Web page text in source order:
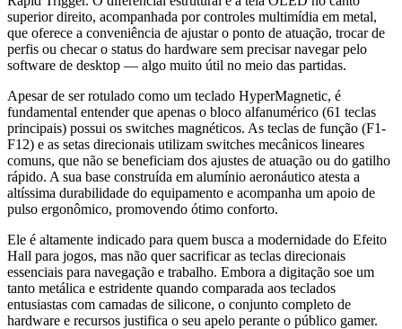
superior direito, acompanhada por controles multimídia em metal,
que oferece a conveniência de ajustar o ponto de atuação, trocar de
perfis ou checar o status do hardware sem precisar navegar pelo
software de desktop — algo muito útil no meio das partidas.
Apesar de ser rotulado como um teclado HyperMagnetic, é
fundamental entender que apenas o bloco alfanumérico (61 teclas
principais) possui os switches magnéticos. As teclas de função (F1-
F12) e as setas direcionais utilizam switches mecânicos lineares
comuns, que não se beneficiam dos ajustes de atuação ou do gatilho
rápido. A sua base construída em alumínio aeronáutico atesta a
altíssima durabilidade do equipamento e acompanha um apoio de
pulso ergonômico, promovendo ótimo conforto.
Ele é altamente indicado para quem busca a modernidade do Efeito
Hall para jogos, mas não quer sacrificar as teclas direcionais
essenciais para navegação e trabalho. Embora a digitação soe um
tanto metálica e estridente quando comparada aos teclados
entusiastas com camadas de silicone, o conjunto completo de
hardware e recursos justifica o seu apelo perante o público gamer.